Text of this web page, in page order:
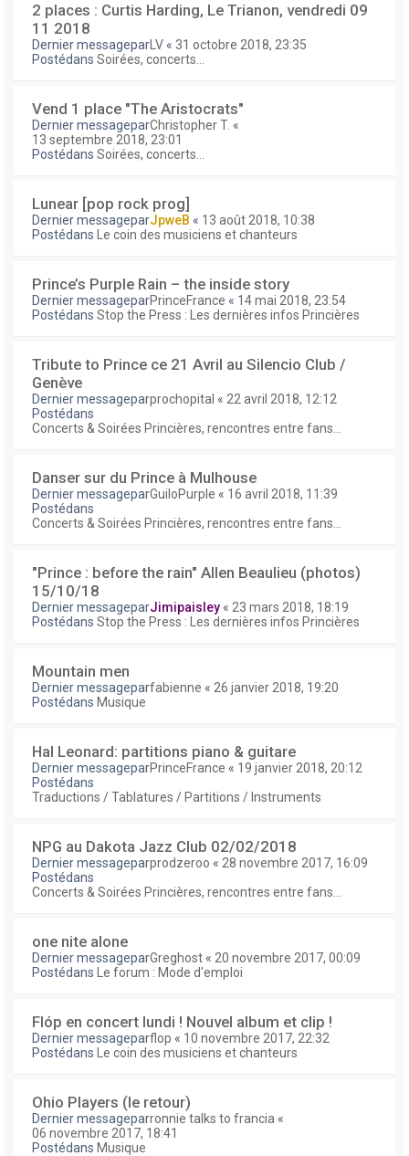
2 places : Curtis Harding, Le Trianon, vendredi 09
11 2018
Dernier messagepar LV « 31 octobre 2018, 23:35
Postédans Soirées, concerts...
Vend 1 place "The Aristocrats"
Dernier messageparChristopher T. «
13 septembre 2018, 23:01
Postédans Soirées, concerts...
Lunear [pop rock prog]
Dernier messageparJpweB « 13 août 2018, 10:38
Postédans
Le coin des musiciens et chanteurs
Prince’s Purple Rain – the inside story
Dernier messageparPrinceFrance « 14 mai 2018, 23:54
Postédans Stop the Press : Les dernières infos Princières
Tribute to Prince ce 21 Avril au Silencio Club /
Genève
Dernier messageparprochopital « 22 avril 2018, 12:12
Postédans
Concerts & Soirées Princières, rencontres entre fans...
Danser sur du Prince à Mulhouse
Dernier messageparGuiloPurple « 16 avril 2018, 11:39
Postédans
Concerts & Soirées Princières, rencontres entre fans...
"Prince : before the rain" Allen Beaulieu (photos)
15/10/18
Dernier messageparJimipaisley « 23 mars 2018, 18:19
Postédans Stop the Press : Les dernières infos Princières
Mountain men
Dernier messageparfabienne « 26 janvier 2018, 19:20
Postédans Musique
Hal Leonard: partitions piano & guitare
Dernier messageparPrinceFrance « 19 janvier 2018, 20:12
Postédans
Traductions / Tablatures / Partitions / Instruments
NPG au Dakota Jazz Club 02/02/2018
Dernier messageparprodzeroo « 28 novembre 2017, 16:09
Postédans
Concerts & Soirées Princières, rencontres entre fans...
one nite alone
Dernier messageparGreghost « 20 novembre 2017, 00:09
Postédans
Le forum : Mode d'emploi
Flóp en concert lundi ! Nouvel album et clip !
Dernier messageparflop « 10 novembre 2017, 22:32
Postédans
Le coin des musiciens et chanteurs
Ohio Players (le retour)
Dernier messageparronnie talks to francia «
06 novembre 2017, 18:41
Postédans Musique